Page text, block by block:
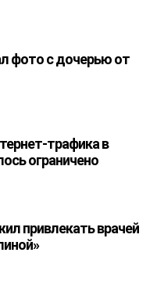
фото с дочерью от
трафика в
ограничено
привлекать врачей